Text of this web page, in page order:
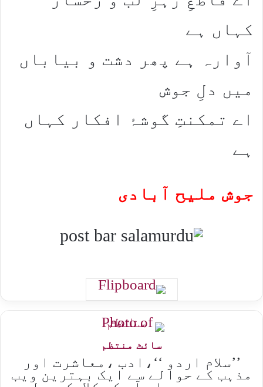
کہاں ہے​
​آوارہ ہے پھر دشت و بیاباں
میں دلِ جوش​
اے تمکنتِ گوشۂ افکار کہاں
ہے​
جوش ملیح آبادی
سائٹ منتظم
’’سلام اردو ‘‘،ادب ،معاشرت اور
مذہب کے حوالے سے ایک بہترین ویب